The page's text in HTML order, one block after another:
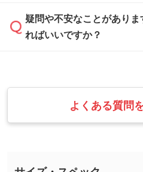
・フルカラーデータを1色
・1色印刷でグラデーシ
い
本体色がナチュラルなど
っきりと目立たせたいと
らかい雰囲気にしたいと
また、お選びいただいた
ない場合や仕上がりに影
タッフから別の色をご案
速やかに対応いたします
お手数をお掛けいたしま
フまでご連絡ください。
・お届け時に商品が損傷
・ご注文と異なる商品が
・印刷不良があった場合
疑問や不安なことがあり
ればいいですか？
業日以内に担当スタッフ
いたします。
お急ぎの場合はお電話で
よくある質問